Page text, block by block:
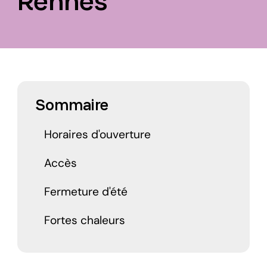
Sommaire
Horaires d'ouverture
Accès
Fermeture d'été
Fortes chaleurs